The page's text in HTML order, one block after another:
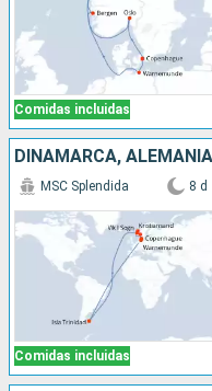
Comidas incluidas
Comidas incluidas
MSC Splendida 8 d